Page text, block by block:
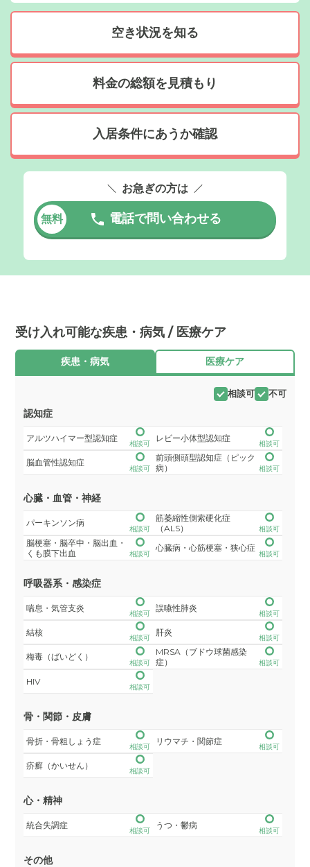
空き状況を知る
料金の総額を見積もり
入居条件にあうか確認
お急ぎの方は
無料 電話で問い合わせる
受け入れ可能な疾患・病気 / 医療ケア
疾患・病気 医療ケア
相談可 不可
認知症
アルツハイマー型認知症
相談可
レビー小体型認知症
相談可
脳血管性認知症
相談可
前頭側頭型認知症（ピック
病）
相談可
心臓・血管・神経
パーキンソン病
相談可
筋萎縮性側索硬化症
（ALS）
相談可
脳梗塞・脳卒中・脳出血・
くも膜下出血
相談可
心臓病・心筋梗塞・狭心症
相談可
呼吸器系・感染症
喘息・気管支炎
相談可
誤嚥性肺炎
相談可
結核
相談可
肝炎
相談可
梅毒（ばいどく）
相談可
MRSA（ブドウ球菌感染
症）
相談可
HIV
相談可
骨・関節・皮膚
骨折・骨粗しょう症
相談可
リウマチ・関節症
相談可
疥癬（かいせん）
相談可
心・精神
統合失調症
相談可
うつ・鬱病
相談可
その他